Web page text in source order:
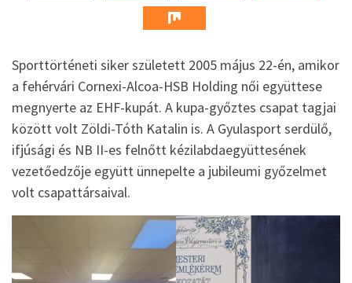
Sporttörténeti siker született 2005 május 22-én, amikor
a fehérvári Cornexi-Alcoa-HSB Holding női együttese
megnyerte az EHF-kupát. A kupa-győztes csapat tagjai
között volt Zöldi-Tóth Katalin is. A Gyulasport serdülő,
ifjúsági és NB II-es felnőtt kézilabdaegyüttesének
vezetőedzője együtt ünnepelte a jubileumi győzelmet
volt csapattársaival.